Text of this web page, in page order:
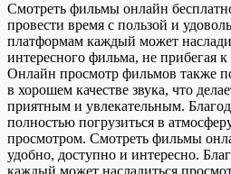
Смотреть фильмы онлайн
провести время с пользой и
платформам каждый может
интересного фильма, не прибегая
Онлайн просмотр фильмов также
в хорошем качестве звука, что
приятным и увлекательным.
полностью погрузиться в
просмотром. Смотреть фильмы
удобно, доступно и интересно.
каждый может насладиться